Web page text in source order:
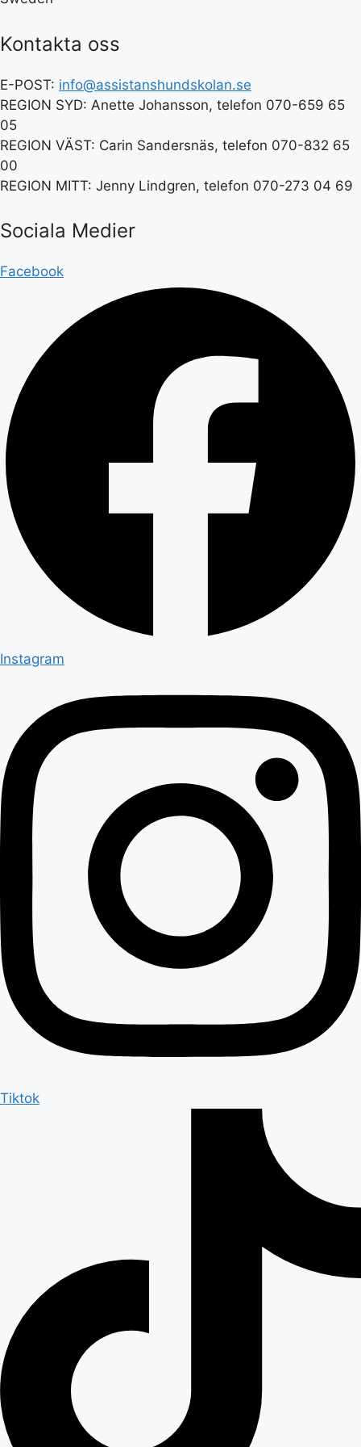
Kontakta oss
E-POST: info@assistanshundskolan.se
REGION SYD: Anette Johansson, telefon 070-659 65
05
REGION VÄST: Carin Sandersnäs, telefon 070-832 65
00
REGION MITT: Jenny Lindgren, telefon 070-273 04 69
Sociala Medier
Facebook
Instagram
Tiktok